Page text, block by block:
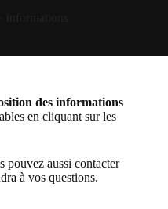
des informations
en cliquant sur les
pouvez aussi contacter
à vos questions.